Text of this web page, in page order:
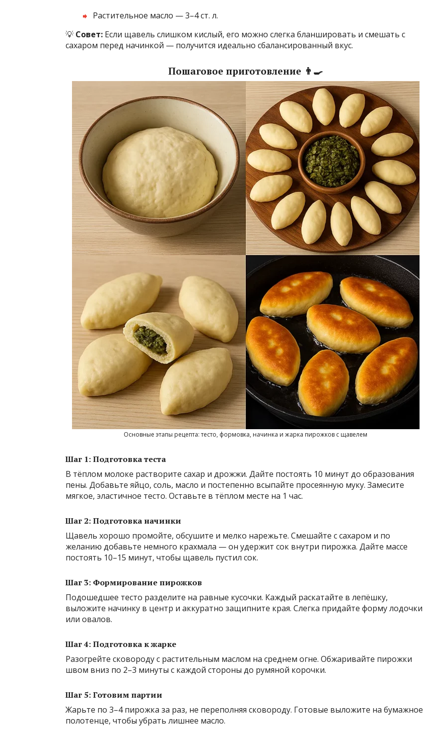
Растительное масло — 3–4 ст. л.
💡 Совет: Если щавель слишком кислый, его можно слегка бланшировать и смешать с
сахаром перед начинкой — получится идеально сбалансированный вкус.
Пошаговое приготовление 👨‍🍳
Основные этапы рецепта: тесто, формовка, начинка и жарка пирожков с щавелем
Шаг 1: Подготовка теста
В тёплом молоке растворите сахар и дрожжи. Дайте постоять 10 минут до образования
пены. Добавьте яйцо, соль, масло и постепенно всыпайте просеянную муку. Замесите
мягкое, эластичное тесто. Оставьте в тёплом месте на 1 час.
Шаг 2: Подготовка начинки
Щавель хорошо промойте, обсушите и мелко нарежьте. Смешайте с сахаром и по
желанию добавьте немного крахмала — он удержит сок внутри пирожка. Дайте массе
постоять 10–15 минут, чтобы щавель пустил сок.
Шаг 3: Формирование пирожков
Подошедшее тесто разделите на равные кусочки. Каждый раскатайте в лепёшку,
выложите начинку в центр и аккуратно защипните края. Слегка придайте форму лодочки
или овалов.
Шаг 4: Подготовка к жарке
Разогрейте сковороду с растительным маслом на среднем огне. Обжаривайте пирожки
швом вниз по 2–3 минуты с каждой стороны до румяной корочки.
Шаг 5: Готовим партии
Жарьте по 3–4 пирожка за раз, не переполняя сковороду. Готовые выложите на бумажное
полотенце, чтобы убрать лишнее масло.